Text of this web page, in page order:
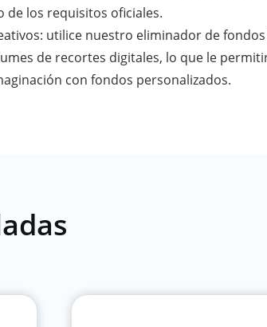
de los requisitos oficiales.
utilice nuestro eliminador de fondos
de recortes digitales, lo que le
con fondos personalizados.